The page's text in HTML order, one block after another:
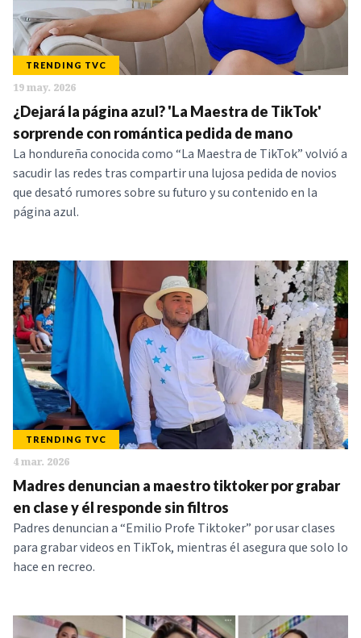
NOTICIAS
SERIES
TRENDING TVC
19 may. 2026
¿Dejará la página azul? 'La Maestra de TikTok'
sorprende con romántica pedida de mano
La hondureña conocida como “La Maestra de TikTok” volvió a
sacudir las redes tras compartir una lujosa pedida de novios
que desató rumores sobre su futuro y su contenido en la
página azul.
TRENDING TVC
4 mar. 2026
Madres denuncian a maestro tiktoker por grabar
en clase y él responde sin filtros
Padres denuncian a “Emilio Profe Tiktoker” por usar clases
para grabar videos en TikTok, mientras él asegura que solo lo
hace en recreo.